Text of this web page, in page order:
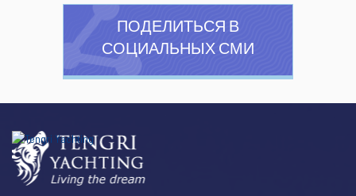
ПОДЕЛИТЬСЯ В
СОЦИАЛЬНЫХ СМИ